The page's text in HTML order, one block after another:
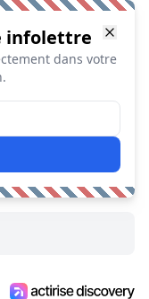
infolettre
dans votre